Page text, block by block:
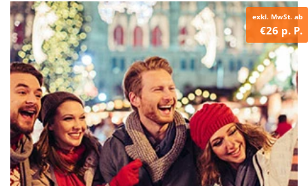
exkl. MwSt. ab
€26 p. P.